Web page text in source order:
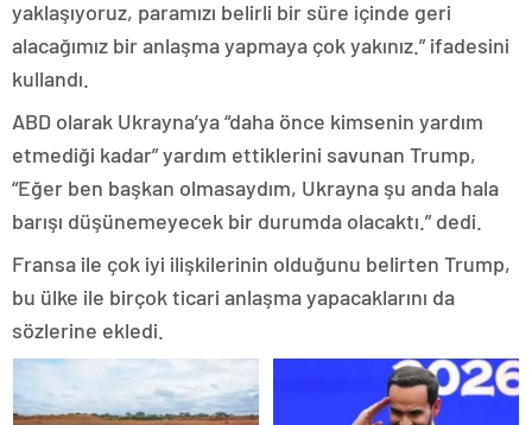
yaklaşıyoruz, paramızı belirli bir süre içinde geri
alacağımız bir anlaşma yapmaya çok yakınız.” ifadesini
kullandı.
ABD olarak Ukrayna’ya “daha önce kimsenin yardım
etmediği kadar” yardım ettiklerini savunan Trump,
“Eğer ben başkan olmasaydım, Ukrayna şu anda hala
barışı düşünemeyecek bir durumda olacaktı.” dedi.
Fransa ile çok iyi ilişkilerinin olduğunu belirten Trump,
bu ülke ile birçok ticari anlaşma yapacaklarını da
sözlerine ekledi.